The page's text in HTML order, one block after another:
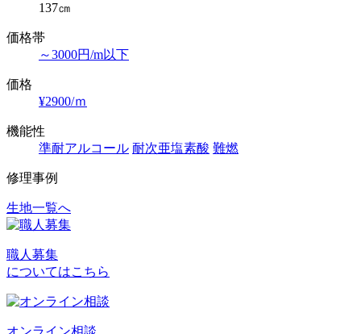
137㎝
価格帯
～3000円/m以下
価格
¥2900/ｍ
機能性
準耐アルコール 耐次亜塩素酸 難燃
修理事例
投
ナ
ビ
生地一覧へ
職人募集
についてはこちら